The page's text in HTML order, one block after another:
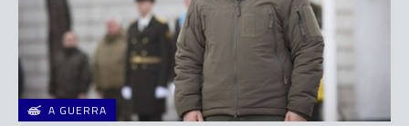
A GUERRA